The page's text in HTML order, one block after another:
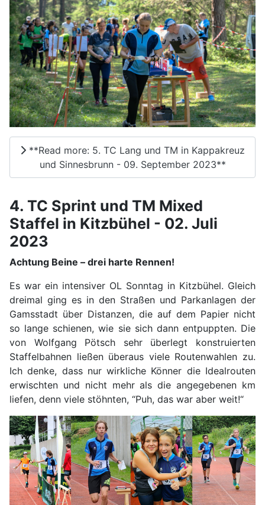
**Read more: 5. TC Lang und TM in Kappakreuz
und Sinnesbrunn - 09. September 2023**
4. TC Sprint und TM Mixed
Staffel in Kitzbühel - 02. Juli
2023
Achtung Beine – drei harte Rennen!
Es war ein intensiver OL Sonntag in Kitzbühel. Gleich
dreimal ging es in den Straßen und Parkanlagen der
Gamsstadt über Distanzen, die auf dem Papier nicht
so lange schienen, wie sie sich dann entpuppten. Die
von Wolfgang Pötsch sehr überlegt konstruierten
Staffelbahnen ließen überaus viele Routenwahlen zu.
Ich denke, dass nur wirkliche Könner die Idealrouten
erwischten und nicht mehr als die angegebenen km
liefen, denn viele stöhnten, “Puh, das war aber weit!“